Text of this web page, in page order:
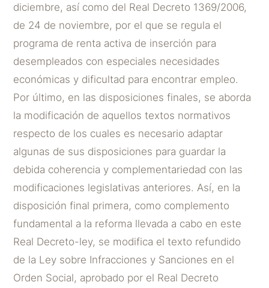
diciembre, así como del Real Decreto 1369/2006,
de 24 de noviembre, por el que se regula el
programa de renta activa de inserción para
desempleados con especiales necesidades
económicas y dificultad para encontrar empleo.
Por último, en las disposiciones finales, se aborda
la modificación de aquellos textos normativos
respecto de los cuales es necesario adaptar
algunas de sus disposiciones para guardar la
debida coherencia y complementariedad con las
modificaciones legislativas anteriores. Así, en la
disposición final primera, como complemento
fundamental a la reforma llevada a cabo en este
Real Decreto-ley, se modifica el texto refundido
de la Ley sobre Infracciones y Sanciones en el
Orden Social, aprobado por el Real Decreto